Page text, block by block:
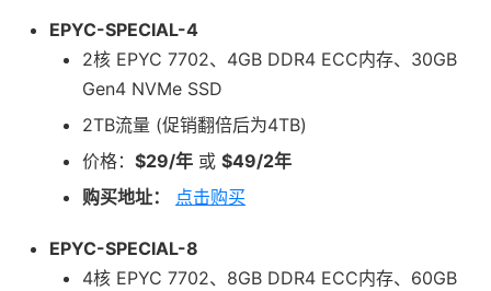
EPYC-SPECIAL-4
2核 EPYC 7702、4GB DDR4 ECC内存、30GB
Gen4 NVMe SSD
2TB流量 (促销翻倍后为4TB)
价格： $29/年 或 $49/2年
购买地址：
点击购买
EPYC-SPECIAL-8
4核 EPYC 7702、8GB DDR4 ECC内存、60GB